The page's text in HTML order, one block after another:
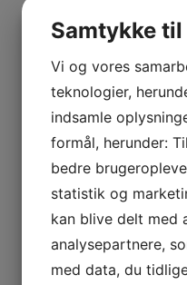
S30
High
Blokke,
Blokke,
Blokke,
Blokke,
Blokke
Borde
Bordbeslag
Bordplade
Bordstativ
Bordsøjle
Samtykke
Vi og vores
teknologier,
indsamle
formål, herunder:
bedre
statistik og
kan blive delt med
analysepartnere,
med data, du